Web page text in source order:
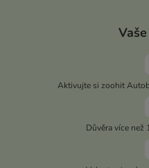
Aktivujte si zoohit
Důvěra více než